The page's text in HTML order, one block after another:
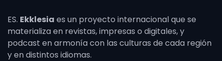
ES. Ekklesia es un proyecto internacional que se
materializa en revistas, impresas o digitales, y
podcast en armonía con las culturas de cada región
y en distintos idiomas.